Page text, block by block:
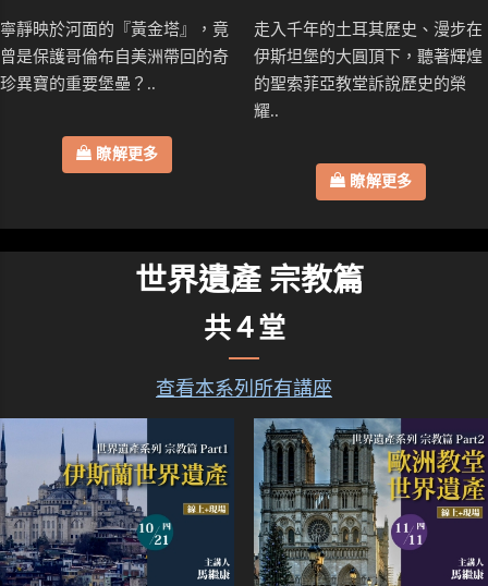
寧靜映於河面的『黃金塔』，竟
曾是保護哥倫布自美洲帶回的奇
珍異寶的重要堡壘？..
瞭解更多
走入千年的土耳其歷史、漫步在
伊斯坦堡的大圓頂下，聽著輝煌
的聖索菲亞教堂訴說歷史的榮
耀..
瞭解更多
世界遺產 宗教篇
共４堂
查看本系列所有講座